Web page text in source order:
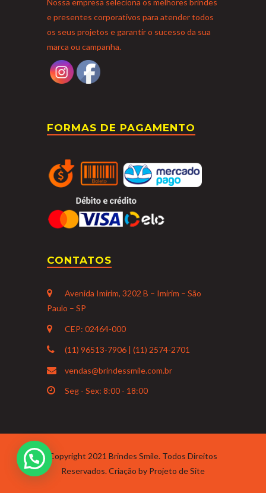
e presentes corporativos para atender todos
os seus projetos e garantir o sucesso da sua
marca ou campanha.
FORMAS DE PAGAMENTO
CONTATOS
Avenida Imirim, 3202 B – Imirim – São
Paulo – SP
CEP: 02464-000
(11) 96513-7906 | (11) 2574-2701
vendas@brindessmile.com.br
Seg - Sex: 8:00 - 18:00
Copyright 2021 Brindes Smile. Todos Direitos
Reservados. Criação by Projeto de Site